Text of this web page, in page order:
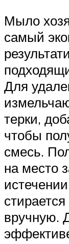
Мыло
самый
Для
терки,
чтобы
смесь.
на место
вручную.